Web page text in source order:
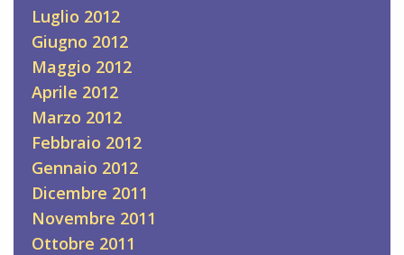
Luglio 2012
Giugno 2012
Maggio 2012
Aprile 2012
Marzo 2012
Febbraio 2012
Gennaio 2012
Dicembre 2011
Novembre 2011
Ottobre 2011